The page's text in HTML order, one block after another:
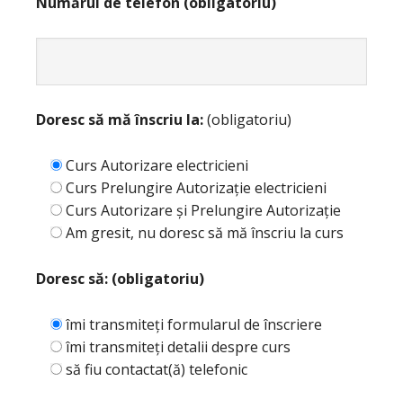
Doresc să mă înscriu la:(obligatoriu)
Curs Autorizare electricieni
Curs Prelungire Autorizație electricieni
Curs Autorizare și Prelungire Autorizație
Am gresit, nu doresc să mă înscriu la curs
Doresc să: (obligatoriu)
îmi transmiteți formularul de înscriere
îmi transmiteți detalii despre curs
să fiu contactat(ă) telefonic